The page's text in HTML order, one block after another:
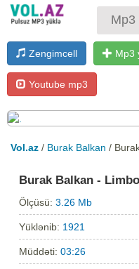
Zengimcell Mp3
Youtube mp3
Vol.az / Burak Balkan /
Burak Balkan -
Ölçüsü:3.26 Mb
Yüklənib: 1921
Müddəti:03:26